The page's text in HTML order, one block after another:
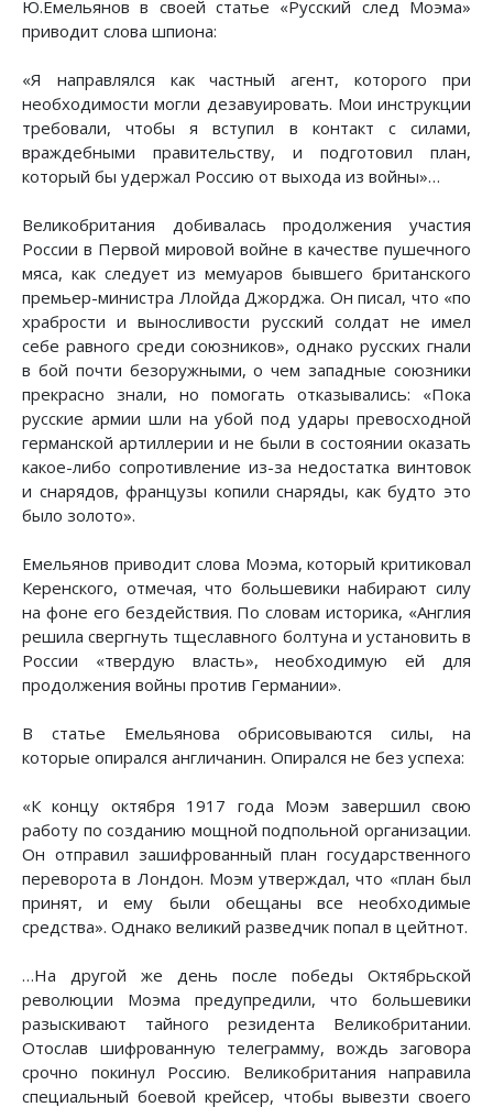
Ю.Емельянов в своей статье «Русский след Моэма»
приводит слова шпиона:
«Я направлялся как частный агент, которого при
необходимости могли дезавуировать. Мои инструкции
требовали, чтобы я вступил в контакт с силами,
враждебными правительству, и подготовил план,
который бы удержал Россию от выхода из войны»…
Великобритания добивалась продолжения участия
России в Первой мировой войне в качестве пушечного
мяса, как следует из мемуаров бывшего британского
премьер-министра Ллойда Джорджа. Он писал, что «по
храбрости и выносливости русский солдат не имел
себе равного среди союзников», однако русских гнали
в бой почти безоружными, о чем западные союзники
прекрасно знали, но помогать отказывались: «Пока
русские армии шли на убой под удары превосходной
германской артиллерии и не были в состоянии оказать
какое-либо сопротивление из-за недостатка винтовок
и снарядов, французы копили снаряды, как будто это
было золото».
Емельянов приводит слова Моэма, который критиковал
Керенского, отмечая, что большевики набирают силу
на фоне его бездействия. По словам историка, «Англия
решила свергнуть тщеславного болтуна и установить в
России «твердую власть», необходимую ей для
продолжения войны против Германии».
В статье Емельянова обрисовываются силы, на
которые опирался англичанин. Опирался не без успеха:
«К концу октября 1917 года Моэм завершил свою
работу по созданию мощной подпольной организации.
Он отправил зашифрованный план государственного
переворота в Лондон. Моэм утверждал, что «план был
принят, и ему были обещаны все необходимые
средства». Однако великий разведчик попал в цейтнот.
…На другой же день после победы Октябрьской
революции Моэма предупредили, что большевики
разыскивают тайного резидента Великобритании.
Отослав шифрованную телеграмму, вождь заговора
срочно покинул Россию. Великобритания направила
специальный боевой крейсер, чтобы вывезти своего